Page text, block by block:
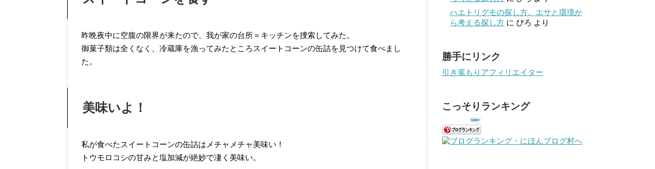
昨晩夜中に空腹の限界が来たので、我が家の台所＝キッチンを捜索してみた。
御菓子類は全くなく、冷蔵庫を漁ってみたところスイートコーンの缶詰を見つけて食べまし
た。
美味いよ！
私が食べたスイートコーンの缶詰はメチャメチャ美味い！
トウモロコシの甘みと塩加減が絶妙で凄く美味い。
ハエトリグモの探し方。エサと環境か
ら考える探し方 に ぴろ より
勝手にリンク
引き篭もりアフィリエイター
こっそりランキング